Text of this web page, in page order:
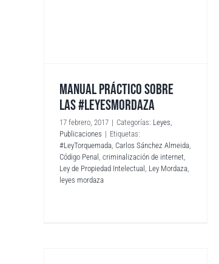
MANUAL PRÁCTICO SOBRE
LAS #LEYESMORDAZA
17 febrero, 2017 | Categorías: Leyes,
Publicaciones | Etiquetas:
#LeyTorquemada, Carlos Sánchez Almeida,
Código Penal , criminalización de internet,
Ley de Propiedad Intelectual , Ley Mordaza,
leyes mordaza